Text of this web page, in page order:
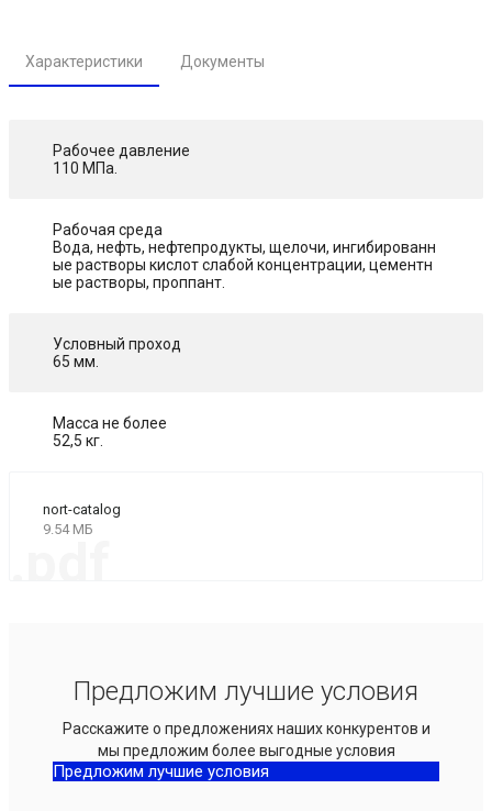
Характеристики Документы
Рабочее давление
110 МПа.
Рабочая среда
Вода, нефть, нефтепродукты, щелочи, ингибированн
ые растворы кислот слабой концентрации, цементн
ые растворы, проппант.
Условный проход
65 мм.
Масса не более
52,5 кг.
nort-catalog
9.54 МБ
Предложим лучшие условия
Расскажите о предложениях наших конкурентов и
мы предложим более выгодные условия
Предложим лучшие условия